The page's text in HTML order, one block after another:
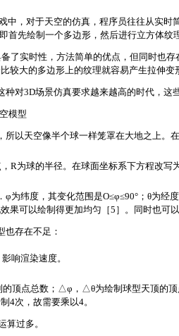
中，对于天空的仿真，程序员往往从实
首先绘制一个多边形，然后进行立方体
了实时性，方法简单的优点，但同时也
较大的多边形上的纹理就容易产生拉伸
种对3D场景仿真要求越来越高的时代，这
模型
所以天空像半个球一样笼罩在大地之上。
R为球的半径。在球面坐标系下方程改写
φ为纬度，其变化范围是O≤φ≤90°；θ为经
果可以绘制得更加均匀［5］。同时也可
也存在不足：
响渲染速度。
的顶点总数；△φ，△θ为绘制球型天顶的顶
4次，故需要乘以4。
算过多。